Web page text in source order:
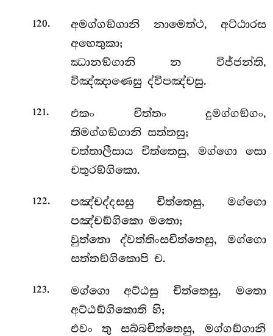
120.
අමග්ගඞ්ගානි නාමෙත්ථ, අට්ඨාරස
අහෙතුකා;
ඣානඞ්ගානි න විජ්ජන්ති,
විඤ්ඤාණෙසු ද්විපඤ්චසු.
121.
එකං චිත්තං දුමග්ගඞ්ගං,
තිමග්ගඞ්ගානි සත්තසු;
චත්තාලීසාය චිත්තෙසු, මග්ගො සො
චතුරඞ්ගිකො.
122.
පඤ්චද්දසසු චිත්තෙසු, මග්ගො
පඤ්චඞ්ගිකො මතො;
වුත්තො ද්වත්තිංසචිත්තෙසු, මග්ගො
සත්තඞ්ගිකොපි ච.
123. මග්ගොඅට්ඨසු චිත්තෙසු, මතො
අට්ඨඞ්ගිකොති හි;
එවං තු සබ්බචිත්තෙසු, මග්ගඞ්ගානි